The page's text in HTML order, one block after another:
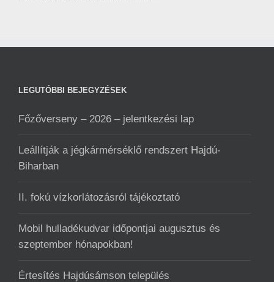
LEGUTÓBBI BEJEGYZÉSEK
Főzőverseny – 2026 – jelentkezési lap
Leállítják a jégkármérséklő rendszert Hajdú-
Biharban
II. fokú vízkorlátozásról tájékoztató
Mobil hulladékudvar ️időpontjai augusztus és
szeptember hónapokban!
Értesítés Hajdúsámson település